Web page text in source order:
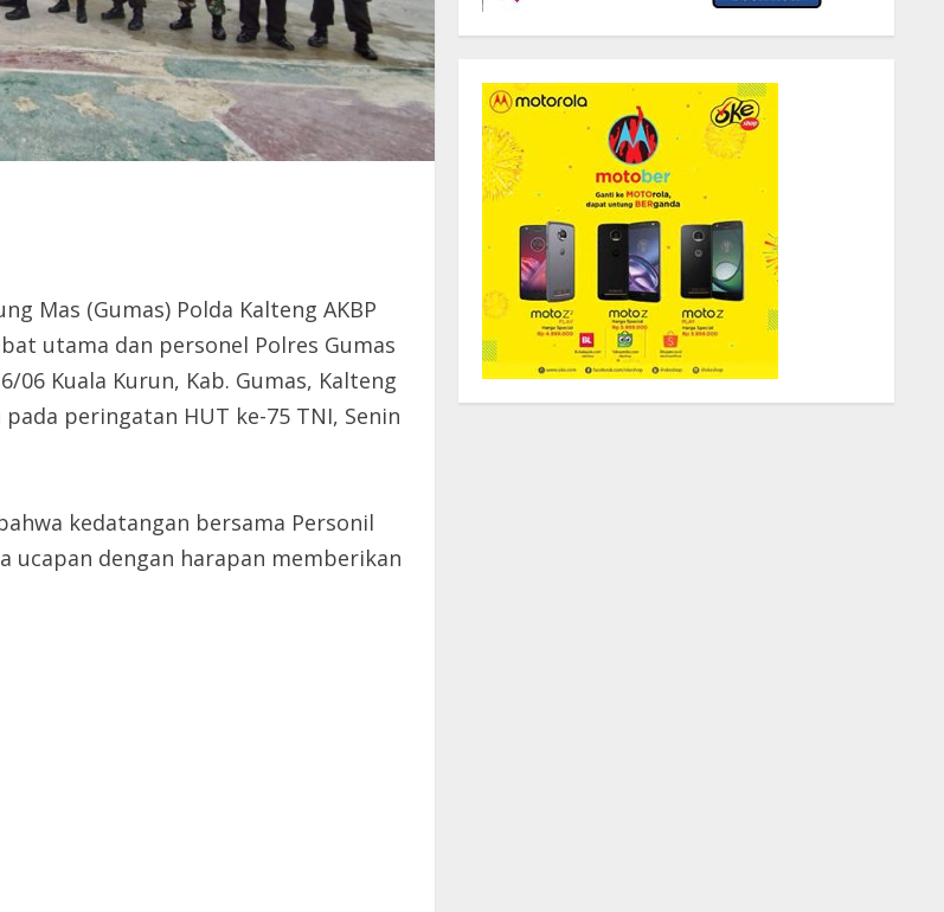
Mas (Gumas) Polda Kalteng AKBP
utama dan personel Polres Gumas
Kuala Kurun, Kab. Gumas, Kalteng
peringatan HUT ke-75 TNI, Senin
kedatangan bersama Personil
ucapan dengan harapan memberikan